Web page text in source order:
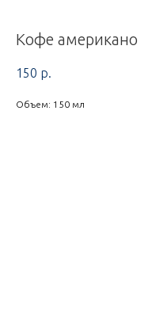
Кофе американо
150 р.
Объем: 150 мл